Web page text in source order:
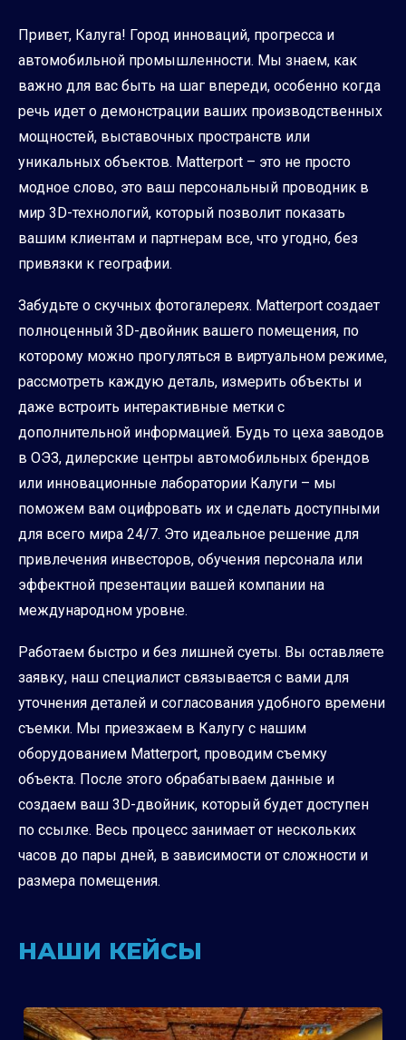
Привет, Калуга! Город инноваций, прогресса и
автомобильной промышленности. Мы знаем, как
важно для вас быть на шаг впереди, особенно когда
речь идет о демонстрации ваших производственных
мощностей, выставочных пространств или
уникальных объектов. Matterport – это не просто
модное слово, это ваш персональный проводник в
мир 3D-технологий, который позволит показать
вашим клиентам и партнерам все, что угодно, без
привязки к географии.
Забудьте о скучных фотогалереях. Matterport создает
полноценный 3D-двойник вашего помещения, по
которому можно прогуляться в виртуальном режиме,
рассмотреть каждую деталь, измерить объекты и
даже встроить интерактивные метки с
дополнительной информацией. Будь то цеха заводов
в ОЭЗ, дилерские центры автомобильных брендов
или инновационные лаборатории Калуги – мы
поможем вам оцифровать их и сделать доступными
для всего мира 24/7. Это идеальное решение для
привлечения инвесторов, обучения персонала или
эффектной презентации вашей компании на
международном уровне.
Работаем быстро и без лишней суеты. Вы оставляете
заявку, наш специалист связывается с вами для
уточнения деталей и согласования удобного времени
съемки. Мы приезжаем в Калугу с нашим
оборудованием Matterport, проводим съемку
объекта. После этого обрабатываем данные и
создаем ваш 3D-двойник, который будет доступен
по ссылке. Весь процесс занимает от нескольких
часов до пары дней, в зависимости от сложности и
размера помещения.
НАШИ КЕЙСЫ